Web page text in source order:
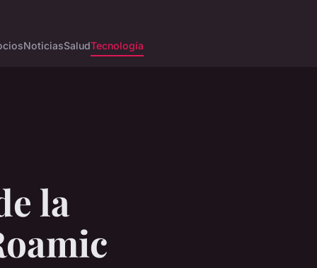
NoticiasSaludTecnología
la